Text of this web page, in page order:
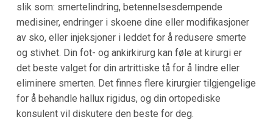
slik som: smertelindring, betennelsesdempende
medisiner, endringer i skoene dine eller modifikasjoner
av sko, eller injeksjoner i leddet for å redusere smerte
og stivhet. Din fot- og ankirkirurg kan føle at kirurgi er
det beste valget for din artrittiske tå for å lindre eller
eliminere smerten. Det finnes flere kirurgier tilgjengelige
for å behandle hallux rigidus, og din ortopediske
konsulent vil diskutere den beste for deg.